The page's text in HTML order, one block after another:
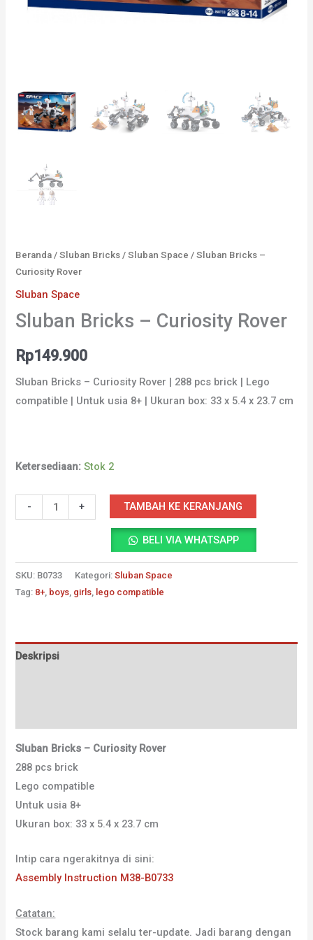
Beranda /Sluban Bricks /Sluban Space / Sluban Bricks –
Curiosity Rover
Sluban Space
Sluban Bricks – Curiosity Rover
Rp149.900
Sluban Bricks – Curiosity Rover | 288 pcs brick | Lego
compatible | Untuk usia 8+ | Ukuran box: 33 x 5.4 x 23.7 cm
Ketersediaan: Stok 2
-
Kuantitas
Sluban
-
Curiosity
Rover
+ TAMBAH KE KERANJANG
BELI VIA WHATSAPP
SKU: B0733 Kategori:Sluban Space
Tag: 8+, boys, girls, lego compatible
Deskripsi
Sluban Bricks – Curiosity Rover
288 pcs brick
Lego compatible
Untuk usia 8+
Ukuran box: 33 x 5.4 x 23.7 cm
Intip cara ngerakitnya di sini:
Assembly Instruction M38-B0733
Catatan:
Stock barang kami selalu ter-update. Jadi barang dengan